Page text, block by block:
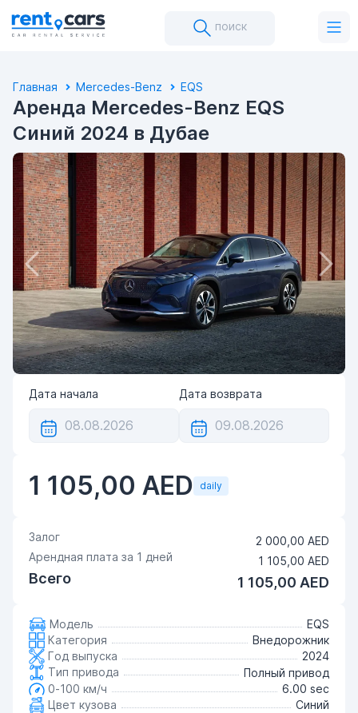
поиск
Главная Mercedes-Benz EQS
Аренда Mercedes-Benz EQS
Синий 2024 в Дубае
Дата начала Дата возврата
1 105,00 AED daily
Залог
2 000,00 AED
Арендная плата за 1 дней 1 105,00 AED
Всего 1 105,00 AED
Модель
EQS
Категория
Внедорожник
Год выпуска
2024
Тип привода
Полный привод
0-100 км/ч
6.00 sec
Цвет кузова
Синий